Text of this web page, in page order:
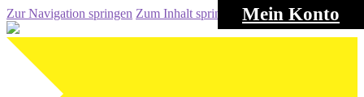
Mein Konto
Zur Navigation springen Zum Inhalt springen